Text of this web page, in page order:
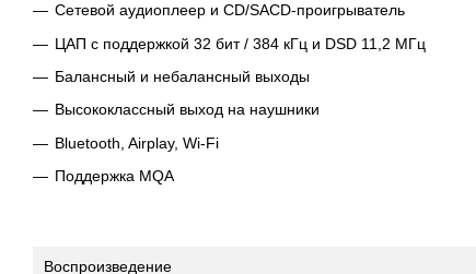
Сетевой аудиоплеер и CD/SACD-проигрыватель
ЦАП с поддержкой 32 бит / 384 кГц и DSD 11,2 МГц
Балансный и небалансный выходы
Высококлассный выход на наушники
Bluetooth, Airplay, Wi-Fi
Поддержка MQA
Воспроизведение